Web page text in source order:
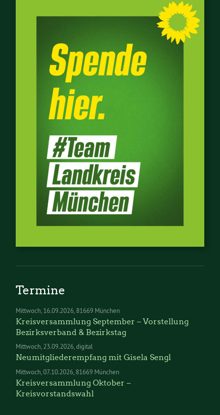
Termine
Mittwoch 16.09.2026 81669 München
Kreisversammlung September – Vorstellung
Bezirksverband & Bezirkstag
Mittwoch 23.09.2026 digital
Neumitgliederempfang mit Gisela Sengl
Mittwoch 07.10.2026 81669 München
Kreisversammlung Oktober –
Kreisvorstandswahl